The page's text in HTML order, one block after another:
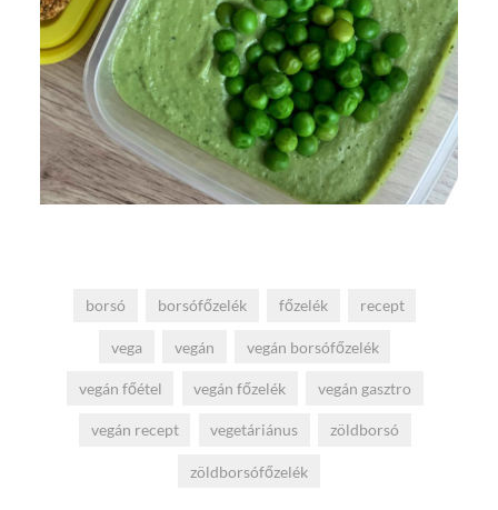
borsó borsófőzelék főzelék recept
vega vegán vegán borsófőzelék
vegán főétel vegán főzelék vegán gasztro
vegán recept vegetáriánus zöldborsó
zöldborsófőzelék